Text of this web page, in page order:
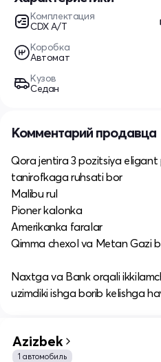
Комплектация
CDX A/T
Коробка
Автомат
Кузов
Седан
Комментарий продавца
Qora jentira 3 pozitsiya
tanirofkaga ruhsati bor
Malibu rul
Pioner kalonka
Amerikanka faralar
Qimma chexol va Metan Gazi
Naxtga va Bank orqali
uzimdiki ishga borib kelishga
Azizbek
1 автомобиль